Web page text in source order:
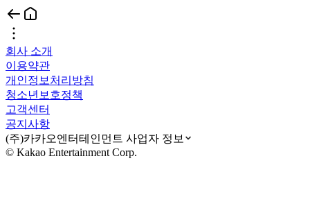
회사 소개
이용약관
개인정보처리방침
청소년보호정책
고객센터
공지사항
(주)카카오엔터테인먼트 사업자 정보
© Kakao Entertainment Corp.